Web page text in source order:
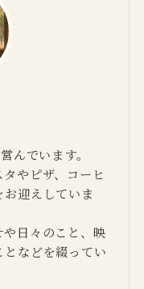
んでいます。
やピザ、コーヒ
迎えしていま
日々のこと、映
などを綴ってい